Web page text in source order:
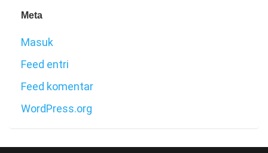
Meta
Masuk
Feed entri
Feed komentar
WordPress.org